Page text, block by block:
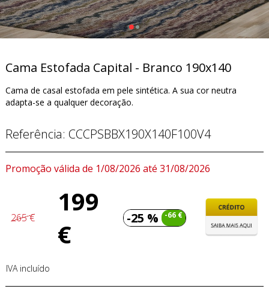
Cama Estofada Capital - Branco 190x140
Cama de casal estofada em pele sintética. A sua cor neutra
adapta-se a qualquer decoração.
Referência: CCCPSBBX190X140F100V4
Promoção válida de 1/08/2026 até 31/08/2026
265 €
199
€
-25 % -66 €
IVA incluído